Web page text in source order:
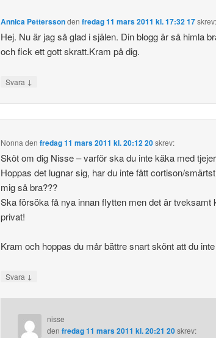
Annica Petterssondenfredag 11 mars 2011 kl. 17:32 17skrev:
Hej. Nu är jag så glad i själen. Din blogg är så himla
och fick ett gott skratt.Kram på dig.
Svara ↓
Nonna denfredag 11 mars 2011 kl. 20:12 20skrev:
Sköt om dig Nisse – varför ska du inte käka med
Hoppas det lugnar sig, har du inte fått cortison/
mig så bra???
Ska försöka få nya innan flytten men det är tveksamt
privat!
Kram och hoppas du mår bättre snart skönt att du
Svara ↓
nisse
den fredag 11 mars 2011 kl. 20:21 20skrev: